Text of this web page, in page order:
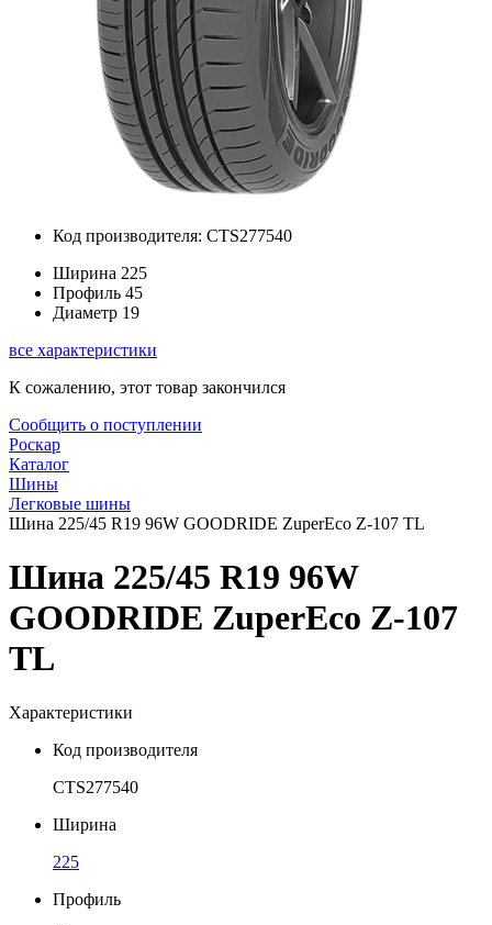
Код производителя: CTS277540
Ширина 225
Профиль 45
Диаметр 19
все характеристики
К сожалению, этот товар закончился
Сообщить о поступлении
Роскар
Каталог
Шины
Легковые шины
Шина 225/45 R19 96W GOODRIDE ZuperEco Z-107 TL
Шина 225/45 R19 96W
GOODRIDE ZuperEco Z-107
TL
Характеристики
Код производителя
CTS277540
Ширина
225
Профиль